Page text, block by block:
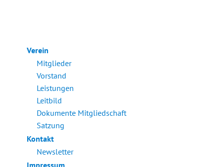
Verein
Mitglieder
Vorstand
Leistungen
Leitbild
Dokumente Mitgliedschaft
Satzung
Kontakt
Newsletter
Impressum